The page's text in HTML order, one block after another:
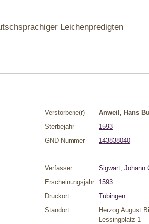
Leichenpredigten
Verstorbene(r)
Anweil, Hans
Sterbejahr
1593
GND-Nummer
143838040
Verfasser
Sigwart, Johann
Erscheinungsjahr
1593
Druckort
Tübingen
Standort
Herzog August
Lessingplatz 1